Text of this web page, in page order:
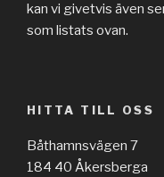
kan vi givetvis även
som listats ovan.
HITTA TILL OSS
Båthamnsvägen 7
184 40 Åkersberga